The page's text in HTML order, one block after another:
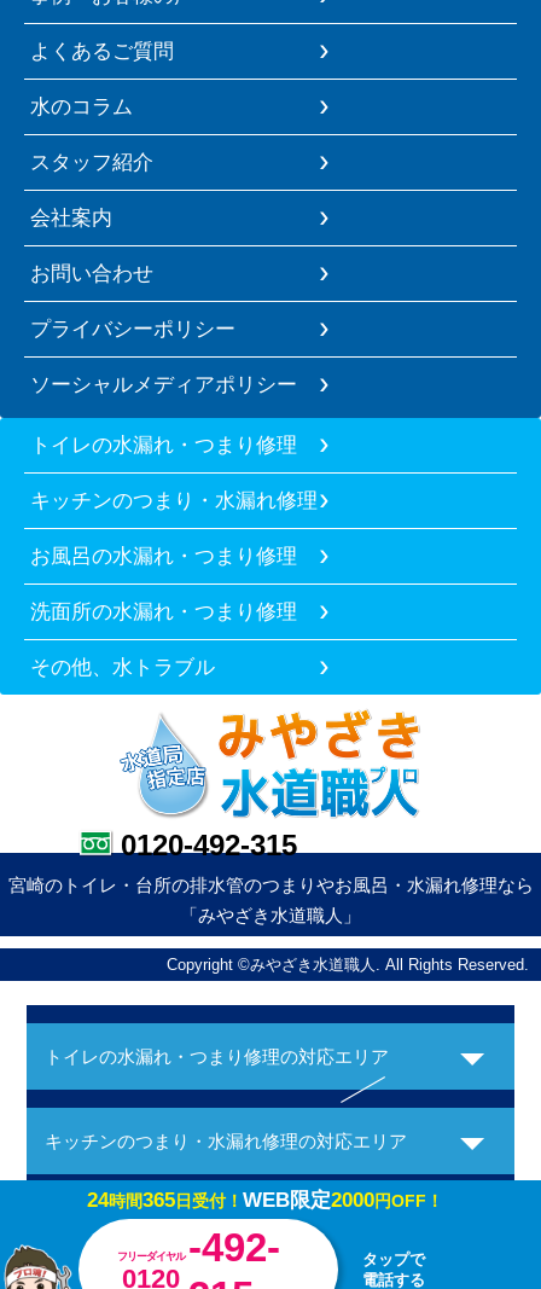
よくあるご質問
水のコラム
スタッフ紹介
会社案内
お問い合わせ
プライバシーポリシー
ソーシャルメディアポリシー
トイレの水漏れ・つまり修理
キッチンのつまり・水漏れ修理
お風呂の水漏れ・つまり修理
洗面所の水漏れ・つまり修理
その他、水トラブル
0120-492-315
宮崎のトイレ・台所の排水管のつまりやお風呂・水漏れ修理なら
「みやざき水道職人」
Copyright ©みやざき水道職人. All Rights Reserved.
トイレの水漏れ・つまり修理の対応エリア
キッチンのつまり・水漏れ修理の対応エリア
お風呂の水漏れ・つまり修理の対応エリア
24時間365日受付！ WEB限定2000円OFF！
フリーダイヤル
0120
-492-
タップで
電話する